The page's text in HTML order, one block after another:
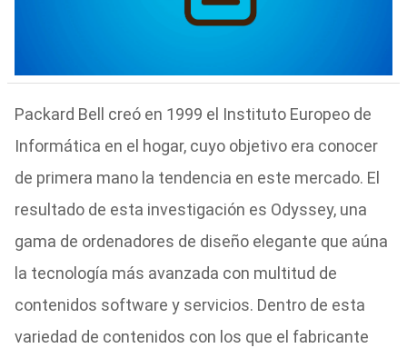
Packard Bell creó en 1999 el Instituto Europeo de
Informática en el hogar, cuyo objetivo era conocer
de primera mano la tendencia en este mercado. El
resultado de esta investigación es Odyssey, una
gama de ordenadores de diseño elegante que aúna
la tecnología más avanzada con multitud de
contenidos software y servicios. Dentro de esta
variedad de contenidos con los que el fabricante